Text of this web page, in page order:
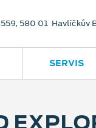
580 01 Havlíčkův
SERVIS